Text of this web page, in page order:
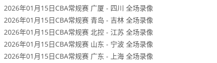
2026年01月15日CBA常规赛 广厦 - 四川 全场录像
2026年01月15日CBA常规赛 青岛 - 吉林 全场录像
2026年01月15日CBA常规赛 北控 - 江苏 全场录像
2026年01月15日CBA常规赛 山东 - 宁波 全场录像
2026年01月15日CBA常规赛 广东 - 上海 全场录像